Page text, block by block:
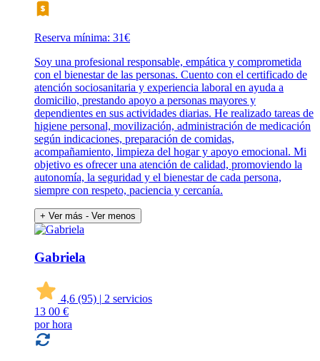
Reserva mínima: 31€
Soy una profesional responsable, empática y comprometida
con el bienestar de las personas. Cuento con el certificado de
atención sociosanitaria y experiencia laboral en ayuda a
domicilio, prestando apoyo a personas mayores y
dependientes en sus actividades diarias. He realizado tareas de
higiene personal, movilización, administración de medicación
según indicaciones, preparación de comidas,
acompañamiento, limpieza del hogar y apoyo emocional. Mi
objetivo es ofrecer una atención de calidad, promoviendo la
autonomía, la seguridad y el bienestar de cada persona,
siempre con respeto, paciencia y cercanía.
+ Ver más - Ver menos
Gabriela
4,6 (95) | 2 servicios
13 00 €
por hora